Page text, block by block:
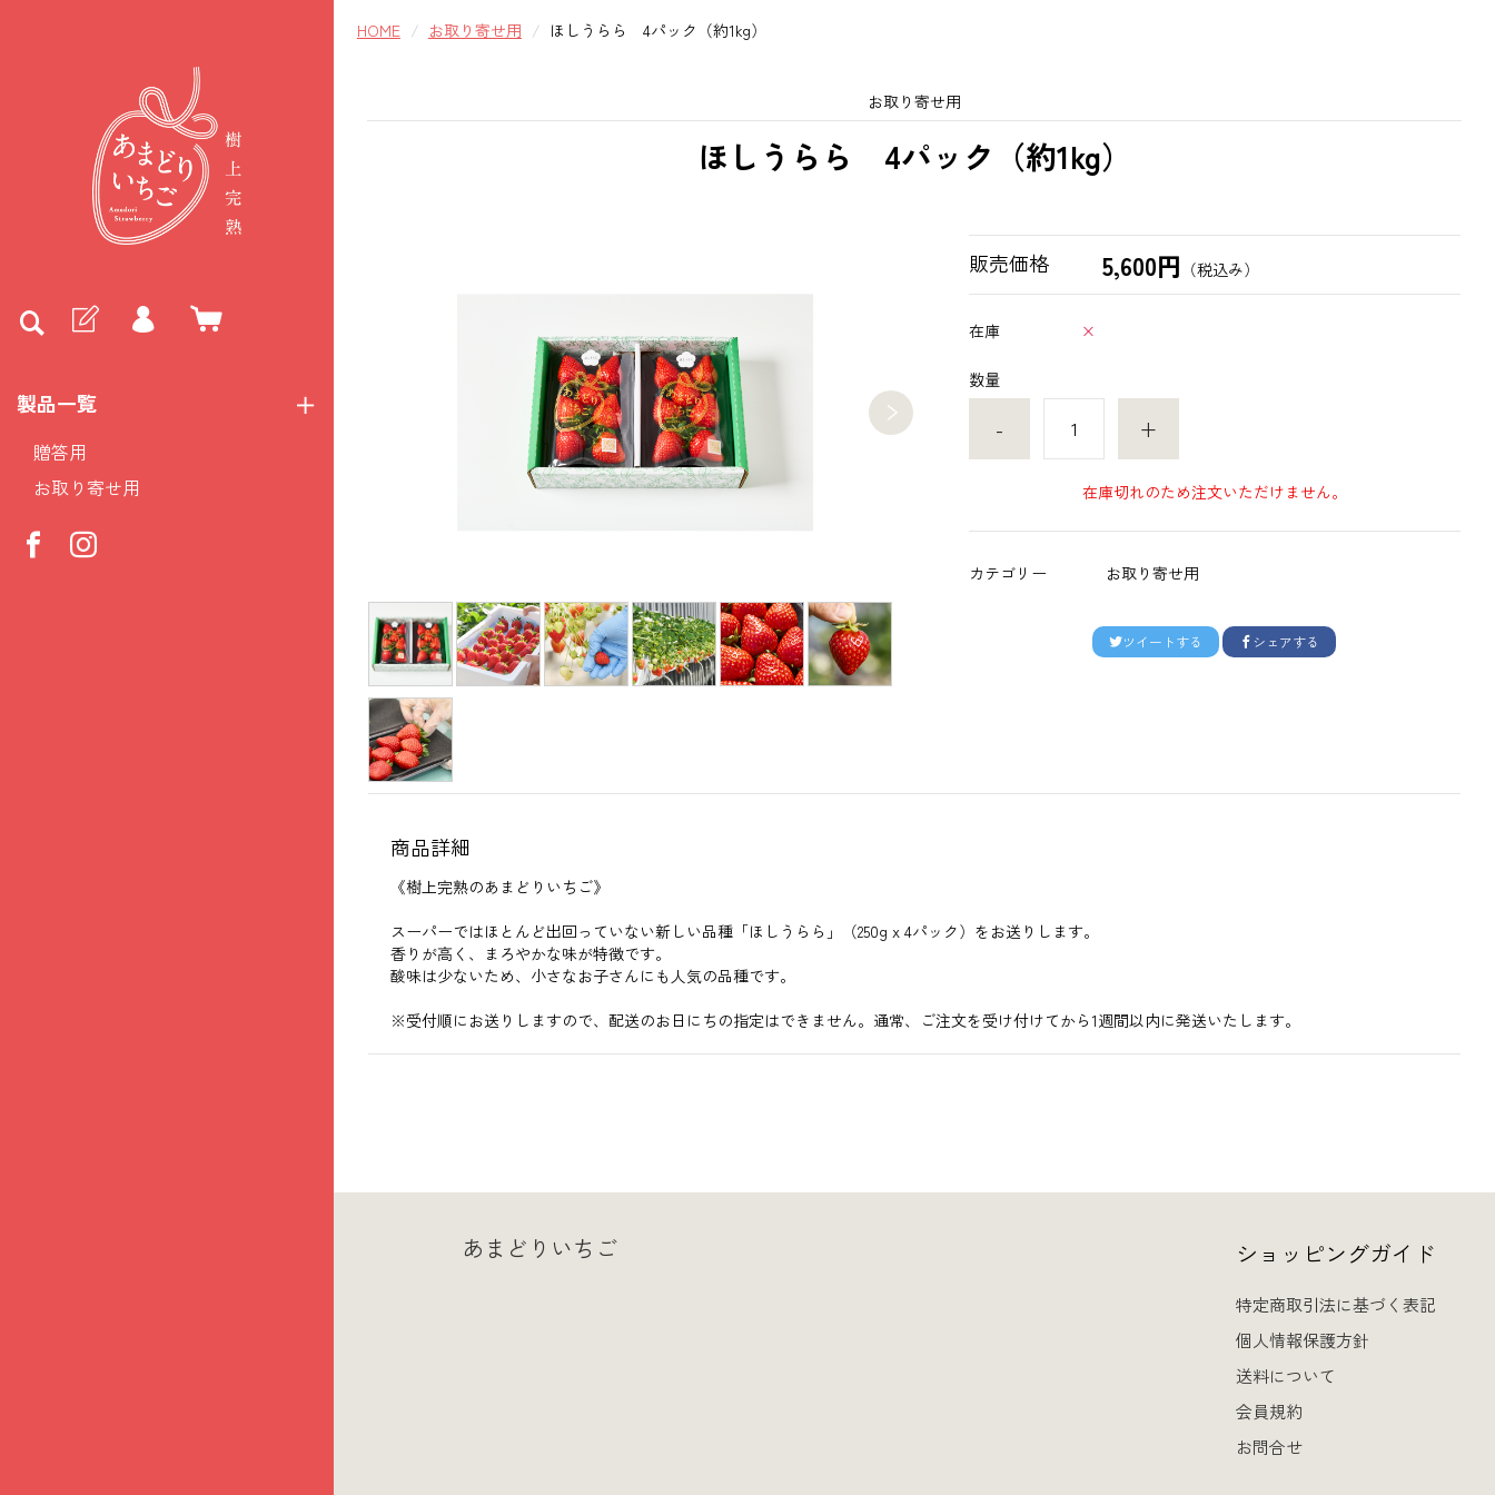
製品一覧
贈答用
お取り寄せ用
HOME お取り寄せ用 ほしうらら 4パック（約1kg）
お取り寄せ用
ほしうらら 4パック（約1kg）
販売価格 5,600円 （税込み）
在庫 ×
数量
- +
在庫切れのため注文いただけません。
カテゴリー お取り寄せ用
ツイートする シェアする
商品詳細
《樹上完熟のあまどりいちご》
スーパーではほとんど出回っていない新しい品種「ほしうらら」（250g x 4パック）をお送りします。
香りが高く、まろやかな味が特徴です。
酸味は少ないため、小さなお子さんにも人気の品種です。
※受付順にお送りしますので、配送のお日にちの指定はできません。通常、ご注文を受け付けてから1週間以内に発送いたします。
あまどりいちご ショッピングガイド
特定商取引法に基づく表記
個人情報保護方針
送料について
会員規約
お問合せ